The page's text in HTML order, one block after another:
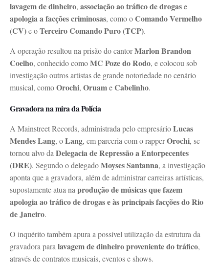
lavagem de dinheiro, associação ao tráfico de drogase
apologia a facções criminosas, como oComando Vermelho
(CV)e oTerceiro Comando Puro (TCP).
A operação resultou na prisão do cantorMarlon Brandon
Coelho, conhecido comoMC Poze do Rodo, e colocou sob
investigação outros artistas de grande notoriedade no cenário
musical, comoOrochi, OruameCabelinho.
Gravadora na mira da Polícia
A Mainstreet Records, administrada pelo empresárioLucas
Mendes Lang, oLang, em parceria com o rapperOrochi, se
tornou alvo da Delegacia de Repressão a Entorpecentes
(DRE). Segundo o delegadoMoyses Santanna, a investigação
aponta que a gravadora, além de administrar carreiras artísticas,
supostamente atua na produção de músicas que fazem
apologia ao tráfico de drogas e às principais facções do Rio
de Janeiro.
O inquérito também apura a possível utilização da estrutura da
gravadora para lavagem de dinheiro proveniente do tráfico,
através de contratos musicais, eventos e shows.